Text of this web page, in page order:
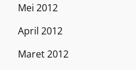
Mei 2012
April 2012
Maret 2012